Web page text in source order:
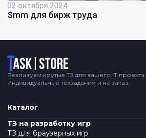
02 октября 2024
Smm для бирж труда
Логотип
Реализуем крутые ТЗ для вашего IT проекта.
Индивидуальные техзадания и на заказ.
Каталог
ТЗ на разработку игр
ТЗ для браузерных игр